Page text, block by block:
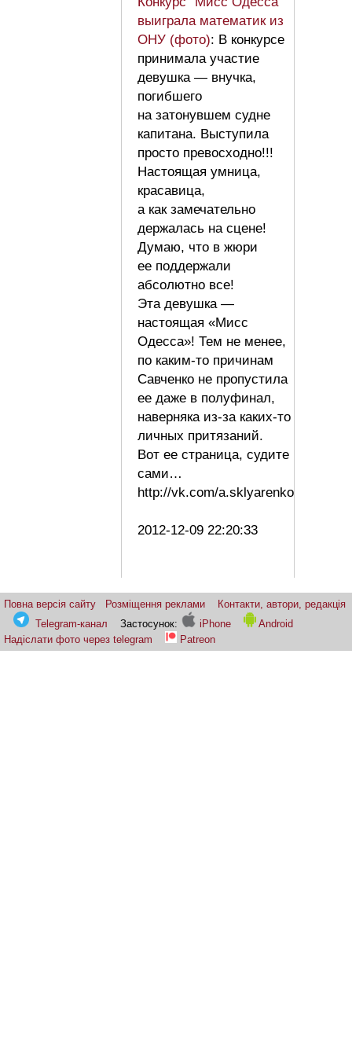
выиграла математик из
ОНУ (фото): В конкурсе
принимала участие
девушка — внучка,
погибшего
на затонувшем судне
капитана. Выступила
просто превосходно!!!
Настоящая умница,
красавица,
а как замечательно
держалась на сцене!
Думаю, что в жюри
ее поддержали
абсолютно все!
Эта девушка —
настоящая «Мисс
Одесса»! Тем не менее,
по каким-то причинам
Савченко не пропустила
ее даже в полуфинал,
наверняка из-за каких-то
личных притязаний.
Вот ее страница, судите
сами…
http://vk.com/a.sklyarenko
2012-12-09 22:20:33
Повна версія сайту Розміщення реклами
Контакти, автори, редакція
Telegram-канал
Застосунок: iPhone
Android
Надіслати фото через telegram
Patreon